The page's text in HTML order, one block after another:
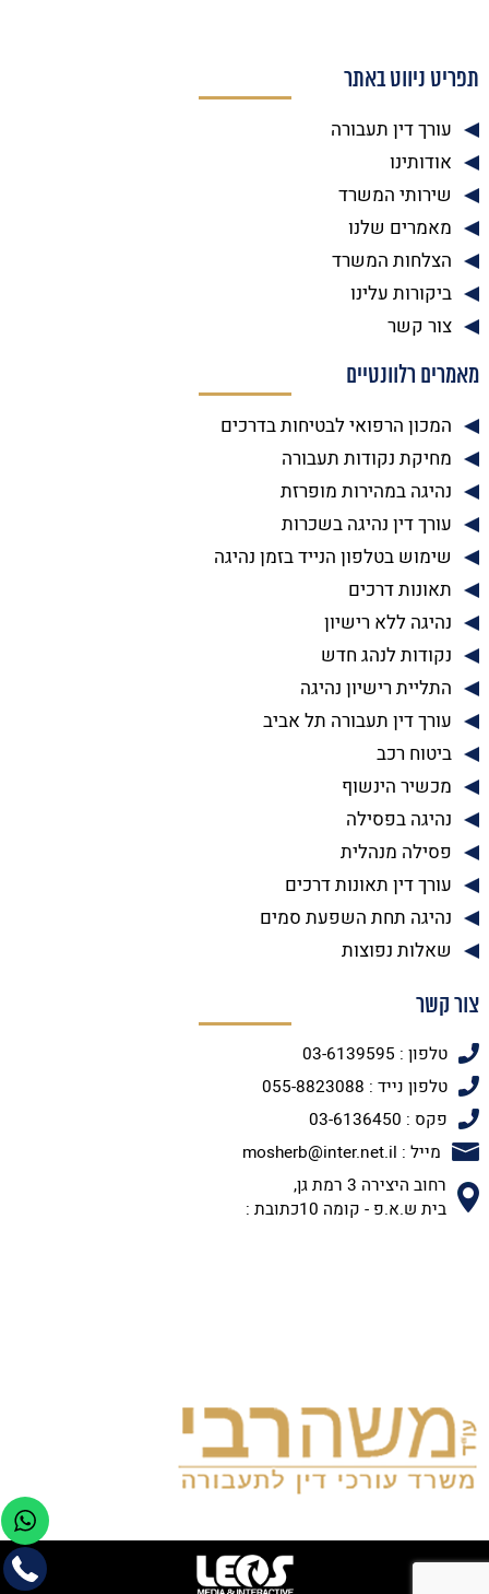
תפריט ניווט באתר
עורך דין תעבורה
אודותינו
שירותי המשרד
מאמרים שלנו
הצלחות המשרד
ביקורות עלינו
צור קשר
מאמרים רלוונטיים
המכון הרפואי לבטיחות בדרכים
מחיקת נקודות תעבורה
נהיגה במהירות מופרזת
עורך דין נהיגה בשכרות
שימוש בטלפון הנייד בזמן נהיגה
תאונות דרכים
נהיגה ללא רישיון
נקודות לנהג חדש
התליית רישיון נהיגה
עורך דין תעבורה תל אביב
ביטוח רכב
מכשיר הינשוף
נהיגה בפסילה
פסילה מנהלית
עורך דין תאונות דרכים
נהיגה תחת השפעת סמים
שאלות נפוצות
צור קשר
טלפון : 03-6139595
טלפון נייד : 055-8823088
פקס : 03-6136450
מייל : mosherb@inter.net.il
רחוב היצירה 3 רמת גן,
בית ש.א.פ - קומה 10כתובת :